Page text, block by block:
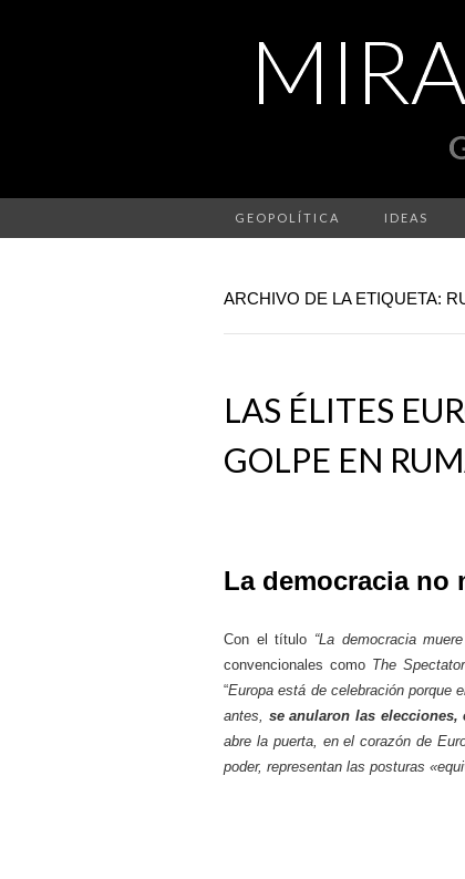
GEOPOLÍTICA IDEAS
ARCHIVO DE LA ETIQUETA:
LAS ÉLITES
GOLPE EN
La democracia no
Con el título “La democracia
convencionales como The Spectator
“Europa está de celebración porque
antes, se anularon las
abre la puerta, en el corazón de
poder, representan las posturas